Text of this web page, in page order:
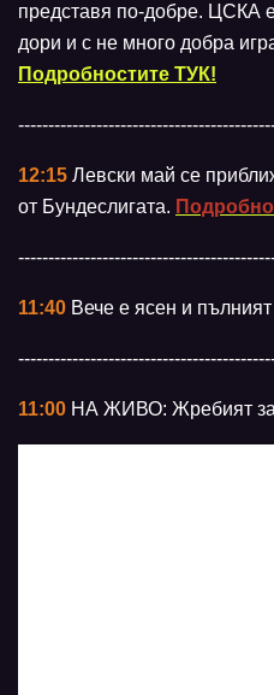
представя по-добре. ЦСКА
дори и с не много добра
Подробностите ТУК!
12:15 Левски май се
от Бундеслигата.
11:40 Вече е ясен и
11:00 НА ЖИВО: Жребият за